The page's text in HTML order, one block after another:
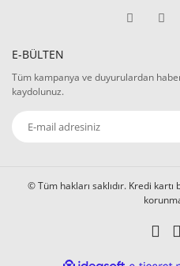
E-BÜLTEN
Tüm kampanya ve duyurulardan
kaydolunuz.
© Tüm hakları saklıdır. Kredi